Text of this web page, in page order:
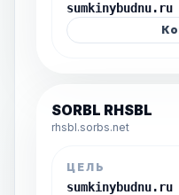
sumkinybudnu.ru
SORBL RHSBL
rhsbl.sorbs.net
ЦЕЛЬ
sumkinybudnu.ru